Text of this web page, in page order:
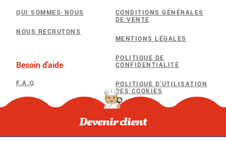
Devenir client
QUI SOMMES-NOUS
NOUS RECRUTONS
Besoin d'aide
F.A.Q
CONDITIONS GÉNÉRALES
DE VENTE
MENTIONS LÉGALES
POLITIQUE DE
CONFIDENTIALITÉ
POLITIQUE D’UTILISATION
DES COOKIES